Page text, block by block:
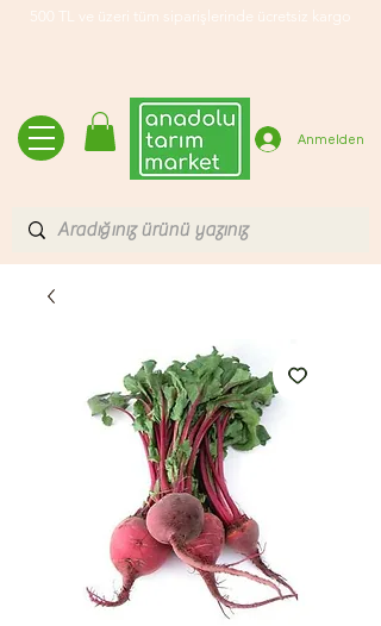
500 TL ve üzeri tüm siparişlerinde ücretsiz kargo
Anmelden